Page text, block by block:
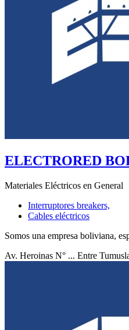
ELECTRORED
Materiales Eléctricos en General
Interruptores breakers,
Cables eléctricos
Somos una empresa boliviana,
Av. Heroinas N° ... Entre